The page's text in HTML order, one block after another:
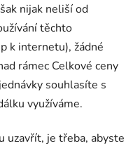
nijak neliší od
těchto
k internetu), žádné
rámec Celkové ceny
souhlasíte s
využíváme.
uzavřít, je třeba, abyste